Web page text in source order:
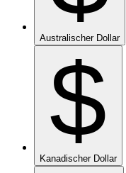
Australischer Dollar
$
Kanadischer Dollar